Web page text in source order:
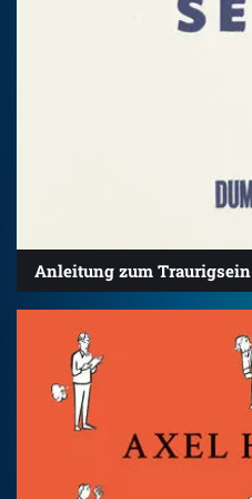
Anleitung zum Traurigsein